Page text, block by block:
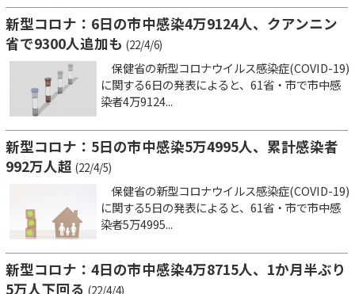
新型コロナ：6日の市中感染4万9124人、クアンニン
省で9300人追加も (22/4/6)
保健省の新型コロナウイルス感染症(COVID-19)
に関する6日の発表によると、61省・市で市中感
染者4万9124...
新型コロナ：5日の市中感染5万4995人、累計感染者
992万人超 (22/4/5)
保健省の新型コロナウイルス感染症(COVID-19)
に関する5日の発表によると、61省・市で市中感
染者5万4995...
新型コロナ：4日の市中感染4万8715人、1か月半ぶり
5万人下回る (22/4/4)